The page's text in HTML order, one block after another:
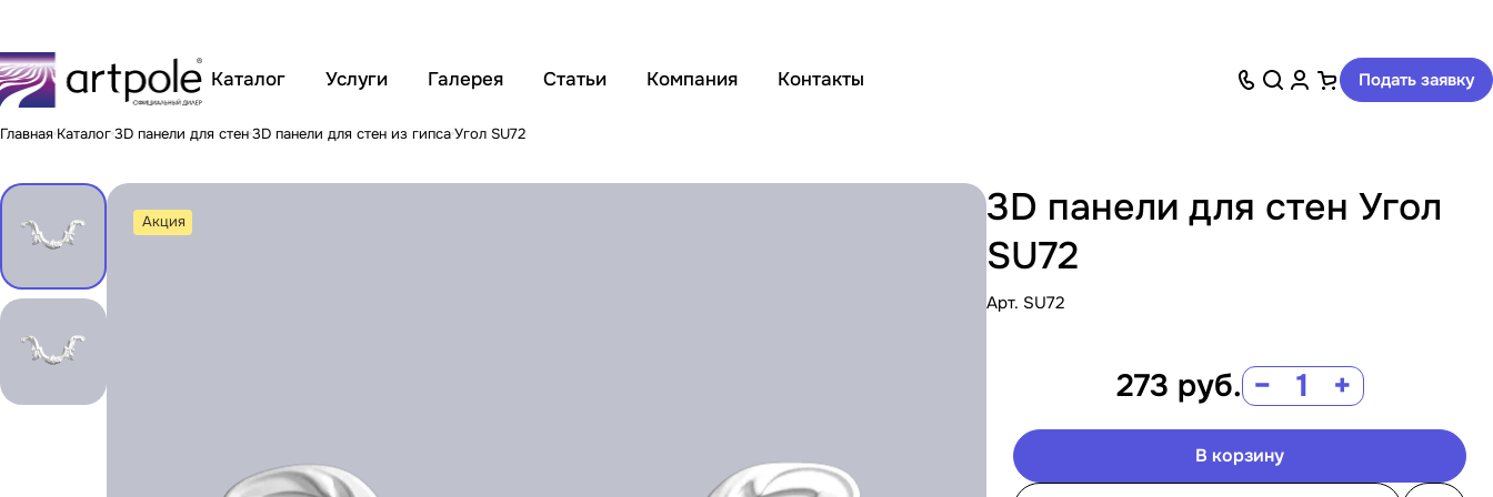
Каталог Услуги Галерея Статьи Компания Контакты Подать заявку
Главная Каталог3D панели для стен3D панели для стен из гипсаУгол SU72
Акция
3D панели для стен Угол
SU72
Арт. SU72
273 руб. − +
В корзину